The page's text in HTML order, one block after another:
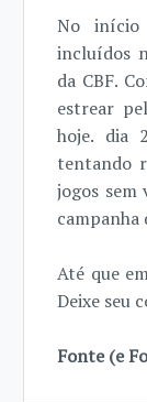
No início
incluídos
da CBF.
estrear
hoje. dia
tentando
jogos sem
campanha
Até que
Deixe seu
Fonte (e